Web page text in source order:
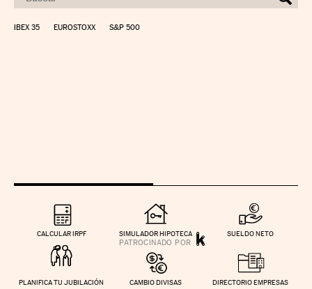
IBEX 35 EUROSTOXX S&P 500
CALCULAR IRPF SIMULADOR HIPOTECA SUELDO NETO
PLANIFICA TU JUBILACIÓN CAMBIO DIVISAS DIRECTORIO EMPRESAS